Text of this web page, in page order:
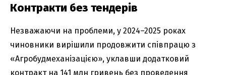
Контракти без тендерів
Незважаючи на проблеми, у 2024–2025 роках
чиновники вирішили продовжити співпрацю з
«Агробудмеханізацією», уклавши додатковий
контракт на 141 млн гривень без проведення